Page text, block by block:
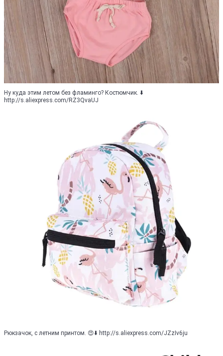
Ну куда этим летом без фламинго? Костюмчик. ⬇️
http://s.aliexpress.com/RZ3QvaUJ
Рюкзачок, с летним принтом. 😍⬇️ http://s.aliexpress.com/JZzIv6ju